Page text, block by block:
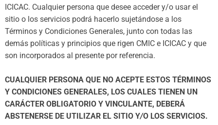
ICICAC. Cualquier persona que desee acceder y/o usar el
sitio o los servicios podrá hacerlo sujetándose a los
Términos y Condiciones Generales, junto con todas las
demás políticas y principios que rigen CMIC e ICICAC y que
son incorporados al presente por referencia.
CUALQUIER PERSONA QUE NO ACEPTE ESTOS TÉRMINOS
Y CONDICIONES GENERALES, LOS CUALES TIENEN UN
CARÁCTER OBLIGATORIO Y VINCULANTE, DEBERÁ
ABSTENERSE DE UTILIZAR EL SITIO Y/O LOS SERVICIOS.